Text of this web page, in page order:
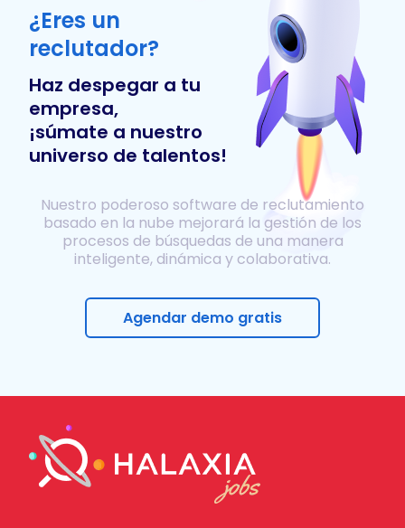
¿Eres un
reclutador?
Haz despegar a tu
empresa,
¡súmate a nuestro
universo de talentos!
Nuestro poderoso software de reclutamiento
basado en la nube mejorará la gestión de los
procesos de búsquedas de una manera
inteligente, dinámica y colaborativa.
Agendar demo gratis